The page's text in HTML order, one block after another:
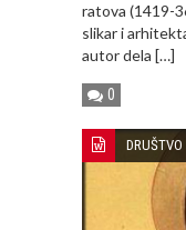
ratova (1419-
slikar i
autor dela […]
0
DRUŠTVO